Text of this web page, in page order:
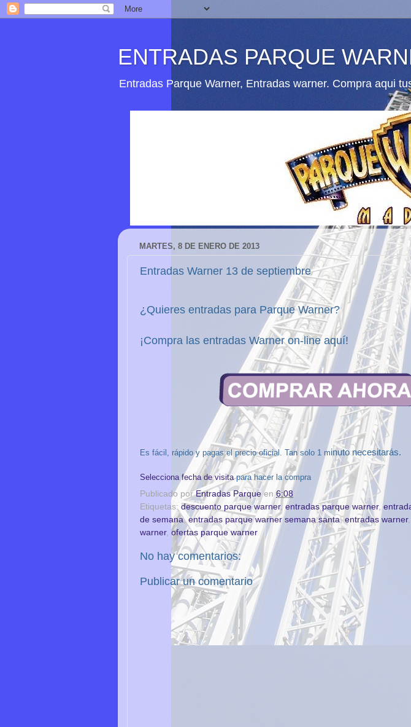
ENTRADAS PARQUE
Entradas Parque Warner, Entradas warner. Compra aqui
MARTES, 8 DE ENERO DE 2013
Entradas Warner 13 de septiembre
¿Quieres entradas para Parque Warner?
¡Compra las entradas Warneron-lineaquí!
Es fácil, rápido y pagas el precio oficial. Tan solo 1 minuto necesitarás.
Selecciona fecha de visitapara hacer la compra
Publicado porEntradas Parque en6:08
Etiquetas: descuento parque warner, entradas parque warner,
de semana, entradas parque warner semana santa, entradas warner,
warner, ofertas parque warner
No hay comentarios:
Publicar un comentario